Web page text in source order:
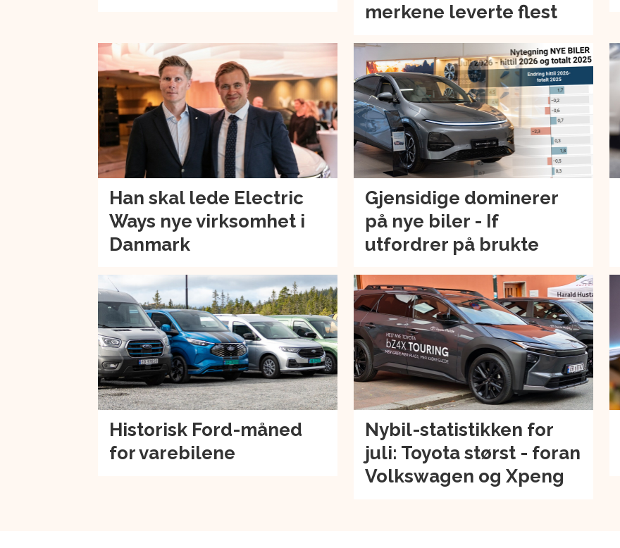
merkene leverte flest
Han skal lede Electric
Ways nye virksomhet i
Danmark
Gjensidige dominerer
på nye biler - If
utfordrer på brukte
Historisk Ford-måned
for varebilene
Nybil-statistikken for
juli: Toyota størst - foran
Volkswagen og Xpeng